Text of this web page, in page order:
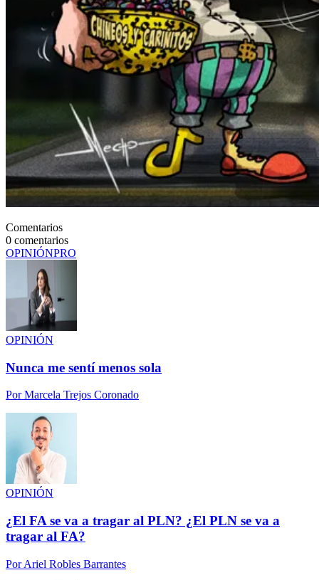
Comentarios
0 comentarios
OPINIÓNPRO
OPINIÓN
Nunca me sentí menos sola
PorMarcela Trejos Coronado
OPINIÓN
¿El FA se va a tragar al PLN? ¿El PLN se va a
tragar al FA?
PorAriel Robles Barrantes